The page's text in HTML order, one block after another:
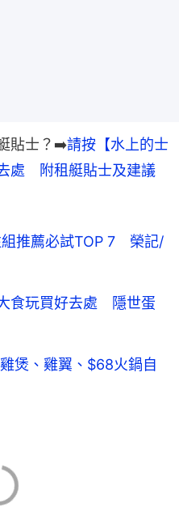
貼士？➡️請按【水上的士
處　附租艇貼士及建議
組推薦必試TOP 7 榮記/
食玩買好去處 隱世蛋
煲、雞翼、$68火鍋自